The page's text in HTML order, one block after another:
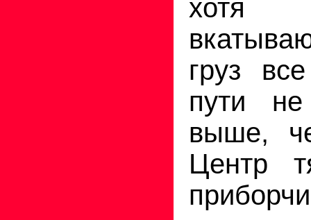
хотя
груз
пути не
выше,
Центр